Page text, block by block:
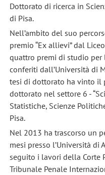
Dottorato di ricerca in
di Pisa.
Nell’ambito del suo
premio “Ex allievi” dal
quattro premi di studio
conferiti dall’Università di
tesi di dottorato ha vinto il
dottorato nel settore 6 -
Statistiche, Scienze
Pisa.
Nel 2013 ha trascorso un
mesi presso l’Università di
seguito i lavori della Corte
Tribunale Penale